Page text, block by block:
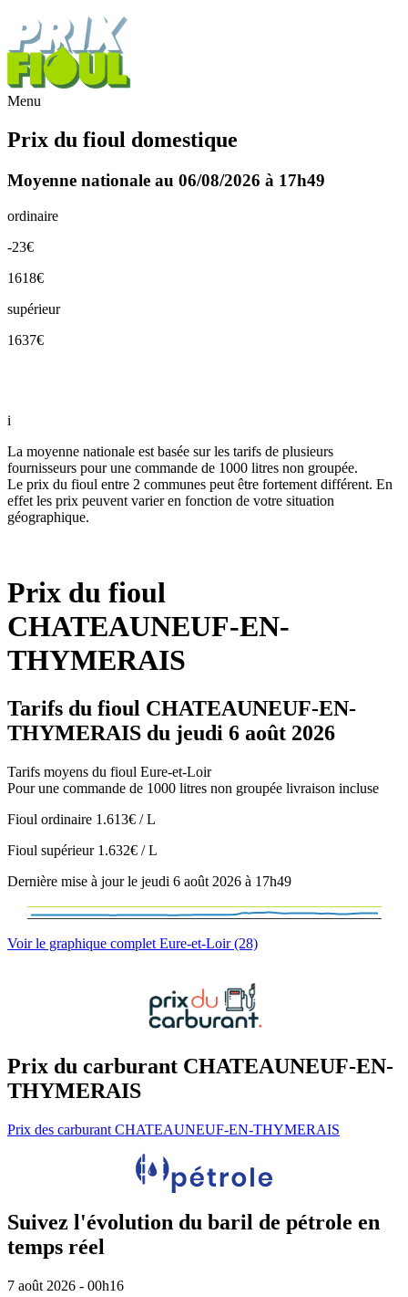
Menu
Prix du fioul domestique
Moyenne nationale au 06/08/2026 à 17h49
ordinaire
-23€
1618€
supérieur
1637€
i
La moyenne nationale est basée sur les tarifs de plusieurs
fournisseurs pour une commande de 1000 litres non groupée.
Le prix du fioul entre 2 communes peut être fortement différent. En
effet les prix peuvent varier en fonction de votre situation
géographique.
Prix du fioul
CHATEAUNEUF-EN-
THYMERAIS
Tarifs du fioul CHATEAUNEUF-EN-
THYMERAIS du jeudi 6 août 2026
Tarifs moyens du fioul Eure-et-Loir
Pour une commande de 1000 litres non groupée livraison incluse
Fioul ordinaire 1.613€ / L
Fioul supérieur 1.632€ / L
Dernière mise à jour le jeudi 6 août 2026 à 17h49
Voir le graphique complet Eure-et-Loir (28)
Prix du carburant CHATEAUNEUF-EN-
THYMERAIS
Prix des carburant CHATEAUNEUF-EN-THYMERAIS
Suivez l'évolution du baril de pétrole en
temps réel
7 août 2026 - 00h16